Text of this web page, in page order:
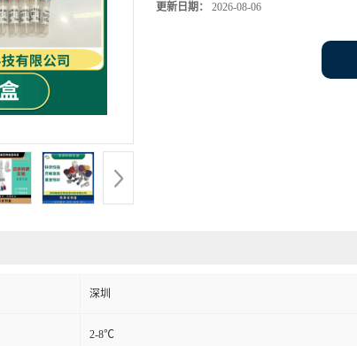
更新日期： 2026-08-06
深圳
2-8℃